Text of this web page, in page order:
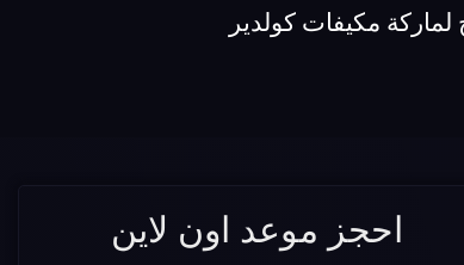
مكيفات كولدير
احجز موعد اون لاين